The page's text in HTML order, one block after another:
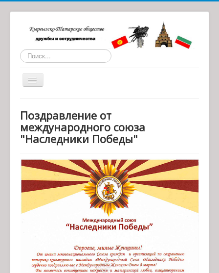
Искать...
Toggle
О нас
Статьи
Наши партнеры
Архив материалов
Поздравление от
международного союза
"Наследники Победы"